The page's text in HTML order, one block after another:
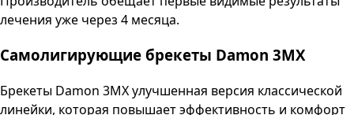
лечения уже через 4 месяца.
Самолигирующие брекеты Damon 3MX
Брекеты Damon 3MX улучшенная версия классической
линейки, которая повышает эффективность и комфорт